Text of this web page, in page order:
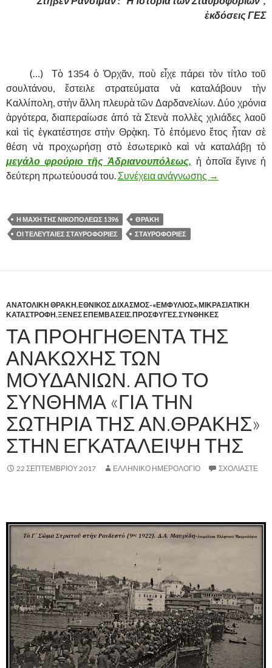
ἐκδόσεις ΓΕΣ
(…) Τὸ 1354 ὁ Ὀρχᾶν, ποὺ εἶχε πάρει τὸν τίτλο τοῦ
σουλτάνου, ἔστειλε στρατεύματα νὰ καταλάβουν τὴν
Καλλίπολη, στὴν ἄλλη πλευρὰ τῶν Δαρδανελίων. Δύο χρόνια
ἀργότερα, διαπεραίωσε ἀπό τὰ Στενὰ πολλὲς χιλιάδες λαοῦ
καὶ τὶς ἐγκατέστησε στὴν Θρᾲκη. Τὸ ἐπόμενο ἔτος ἦταν σὲ
θέση νὰ προχωρήσῃ στὸ ἐσωτερικὸ καὶ νὰ καταλάβῃ τὸ
μεγάλο φρούριο τῆς Ἀδριανουπόλεως, ἡ ὁποῖα ἔγινε ἡ
δεύτερη πρωτεύουσά του. Συνέχεια ανάγνωσης ΟΙ
→
Η ΜΑΧΗ ΤΗΣ ΝΙΚΟΠΟΛΕΩΣ 1396
ΘΡΑΚΗ
ΟΙ ΤΕΛΕΥΤΑΙΕΣ ΣΤΑΥΡΟΦΟΡΙΕΣ
ΣΤΑΥΡΟΦΟΡΙΕΣ
ΑΝΑΤΟΛΙΚΗ ΘΡΑΚΗ,ΕΘΝΙΚΟΣ ΔΙΧΑΣΜΟΣ-«ΕΜΦΥΛΙΟΣ»,ΜΙΚΡΑΣΙΑΤΙΚΗ
ΚΑΤΑΣΤΡΟΦΗ,ΞΕΝΕΣ ΕΠΕΜΒΑΣΕΙΣ,ΠΡΟΣΦΥΓΕΣ,ΣΥΝΘΗΚΕΣ
ΤΑ ΠΡΟΗΓΗΘΕΝΤΑ ΤΗΣ
ΑΝΑΚΩΧΗΣ ΤΩΝ
ΜΟΥΔΑΝΙΩΝ. ΑΠΟ ΤΟ
ΣΥΝΘΗΜΑ «ΓΙΑ ΤΗΝ
ΣΩΤΗΡΙΑ ΤΗΣ ΑΝ.ΘΡΑΚΗΣ»
ΣΤΗΝ ΕΓΚΑΤΑΛΕΙΨΗ ΤΗΣ
22 ΣΕΠΤΕΜΒΡΊΟΥ 2017 ΕΛΛΗΝΙΚΟ ΗΜΕΡΟΛΟΓΙΟ ΣΧΟΛΙΆΣΤΕ